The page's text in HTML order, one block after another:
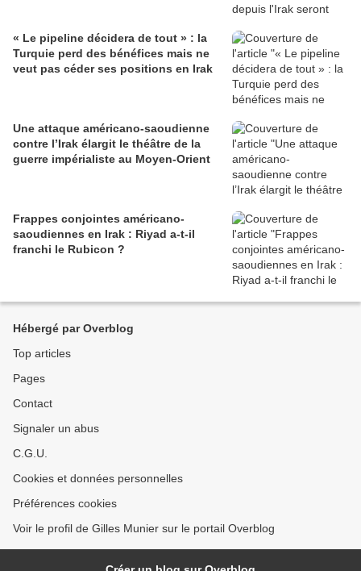
« Le pipeline décidera de tout » : la
Turquie perd des bénéfices mais ne
veut pas céder ses positions en Irak
Une attaque américano-saoudienne
contre l’Irak élargit le théâtre de la
guerre impérialiste au Moyen-Orient
Frappes conjointes américano-
saoudiennes en Irak : Riyad a-t-il
franchi le Rubicon ?
Hébergé par Overblog
Top articles
Pages
Contact
Signaler un abus
C.G.U.
Cookies et données personnelles
Préférences cookies
Voir le profil de Gilles Munier sur le portail Overblog